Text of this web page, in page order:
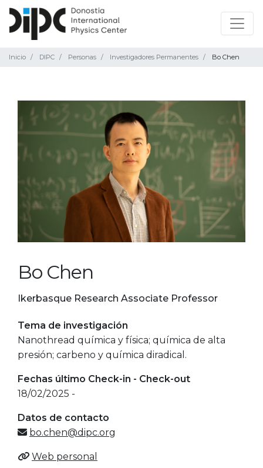
Inicio DIPC Personas Investigadores Permanentes Bo Chen
Bo Chen
Ikerbasque Research Associate Professor
Tema de investigación
Nanothread química y física; química de alta
presión; carbeno y química diradical.
Fechas último Check-in - Check-out
18/02/2025 -
Datos de contacto
bo.chen@dipc.org
Web personal